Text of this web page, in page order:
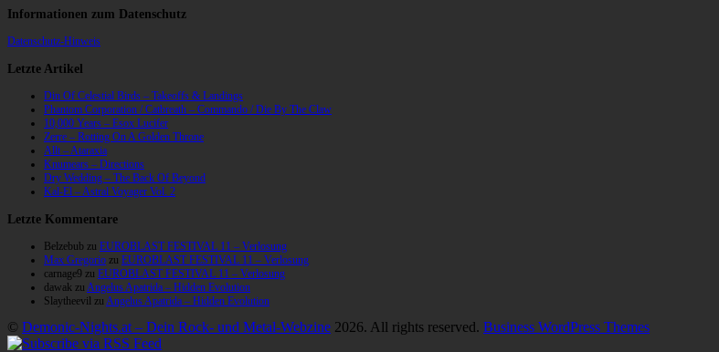
Informationen zum Datenschutz
Datenschutz-Hinweis
Letzte Artikel
Din Of Celestial Birds – Takeoffs & Landings
Phantom Corporation / Catbreath – Commando / Die By The Claw
10,000 Years – Esox Lucifer
Zerre – Rotting On A Golden Throne
Allt – Ataraxia
Knumears – Directions
Dry Wedding – The Back Of Beyond
Kal-El – Astral Voyager Vol. 2
Letzte Kommentare
Belzebub zu EUROBLAST FESTIVAL 11 – Verlosung
Max Gregorio zu EUROBLAST FESTIVAL 11 – Verlosung
carnage9 zu EUROBLAST FESTIVAL 11 – Verlosung
dawak zu Angelus Apatrida – Hidden Evolution
Slaytheevil zu Angelus Apatrida – Hidden Evolution
© Demonic-Nights.at – Dein Rock- und Metal-Webzine 2026. All rights reserved. Business WordPress Themes